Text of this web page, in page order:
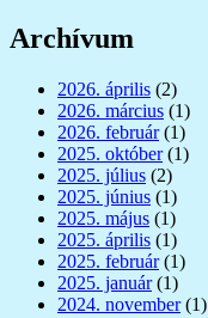
Archívum
2026. április (2)
2026. március (1)
2026. február(1)
2025. október(1)
2025. július (2)
2025. június (1)
2025. május (1)
2025. április (1)
2025. február(1)
2025. január(1)
2024. november(1)